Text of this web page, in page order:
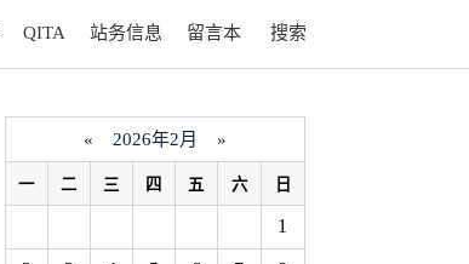
QITA 站务信息 留言本 搜索
« 2026年2月 »
一 二 三 四 五 六 日
1